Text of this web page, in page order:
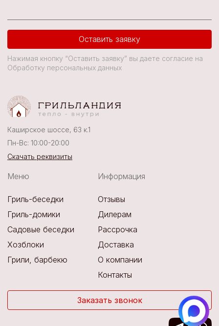
Оставить заявку
Нажимая кнопку “Оставить заявку” вы даете согласие на
Обработку персональных данных
Каширское шоссе, 63 к.1
Пн-Вс: 10:00-20:00
Скачать реквизиты
Меню
Гриль-беседки
Гриль-домики
Садовые беседки
Хозблоки
Грили, барбекю
Информация
Отзывы
Дилерам
Рассрочка
Доставка
О компании
Контакты
Заказать звонок